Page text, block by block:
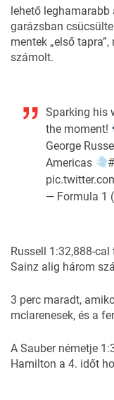
lehető
garázsban
mentek „első
számolt.
Sparking his
the moment!
George
Americas
— Formula 1
Russell 1:32,888-
Sainz alig három
3 perc maradt,
mclarenesek, és a
A Sauber németje
Hamilton a 4. időt